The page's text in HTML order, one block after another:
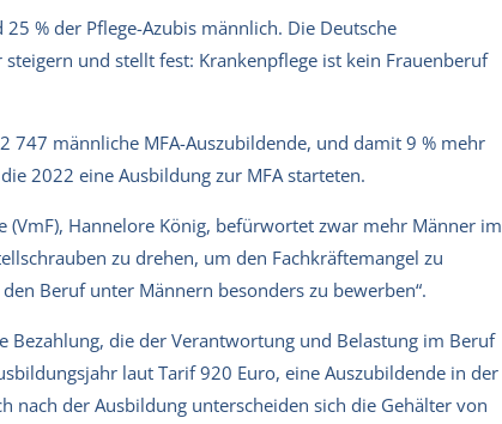
% der Pflege-Azubis männlich. Die Deutsche
und stellt fest: Krankenpflege ist kein Frauenberuf
747 männliche MFA-Auszubildende, und damit 9 % mehr
2022 eine Ausbildung zur MFA starteten.
(VmF), Hannelore König, befürwortet zwar mehr Männer im
zu drehen, um den Fachkräftemangel zu
Beruf unter Männern besonders zu bewerben“.
die der Verantwortung und Belastung im Beruf
laut Tarif 920 Euro, eine Auszubildende in der
nach der Ausbildung unterscheiden sich die Gehälter von